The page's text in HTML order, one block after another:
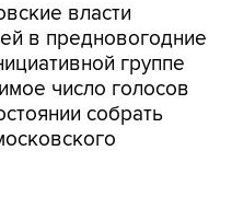
власти
в предновогодние
группе
число голосов
собрать